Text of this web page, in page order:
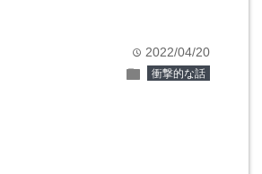
time 2022/04/20
folder 衝撃的な話